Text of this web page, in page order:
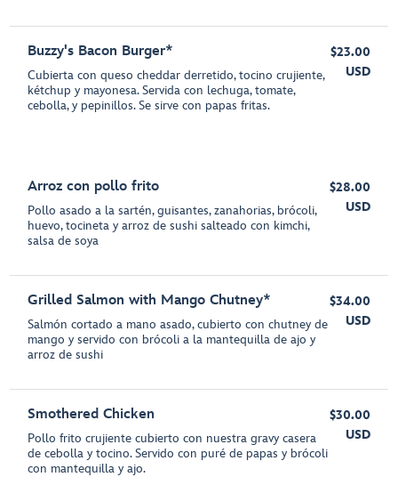
Buzzy's Bacon Burger*
Cubierta con queso cheddar derretido, tocino crujiente,
kétchup y mayonesa. Servida con lechuga, tomate,
cebolla, y pepinillos. Se sirve con papas fritas.
$23.00
USD
Arroz con pollo frito
Pollo asado a la sartén, guisantes, zanahorias, brócoli,
huevo, tocineta y arroz de sushi salteado con kimchi,
salsa de soya
$28.00
USD
Grilled Salmon with Mango Chutney*
Salmón cortado a mano asado, cubierto con chutney de
mango y servido con brócoli a la mantequilla de ajo y
arroz de sushi
$34.00
USD
Smothered Chicken
Pollo frito crujiente cubierto con nuestra gravy casera
de cebolla y tocino. Servido con puré de papas y brócoli
con mantequilla y ajo.
$30.00
USD